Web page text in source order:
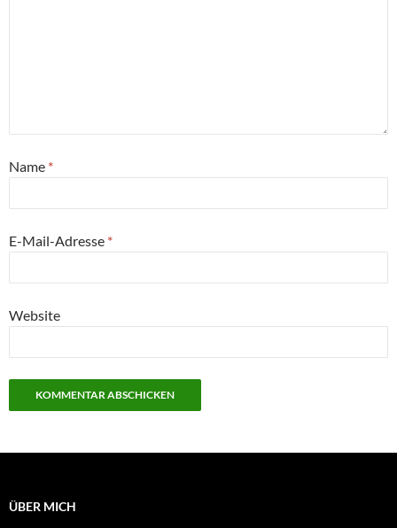
Name *
E-Mail-Adresse *
Website
ÜBER MICH